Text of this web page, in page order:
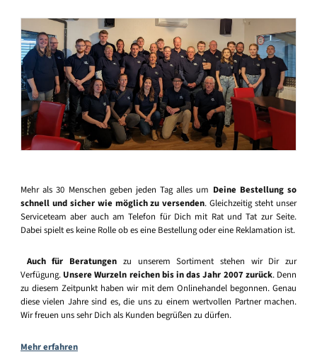
Mehr als 30 Menschen geben jeden Tag alles um Deine Bestellung so
schnell und sicher wie möglich zu versenden. Gleichzeitig steht unser
Serviceteam aber auch am Telefon für Dich mit Rat und Tat zur Seite.
Dabei spielt es keine Rolle ob es eine Bestellung oder eine Reklamation ist.
Auch für Beratungen zu unserem Sortiment stehen wir Dir zur
Verfügung. Unsere Wurzeln reichen bis in das Jahr 2007 zurück. Denn
zu diesem Zeitpunkt haben wir mit dem Onlinehandel begonnen. Genau
diese vielen Jahre sind es, die uns zu einem wertvollen Partner machen.
Wir freuen uns sehr Dich als Kunden begrüßen zu dürfen.
Mehr erfahren